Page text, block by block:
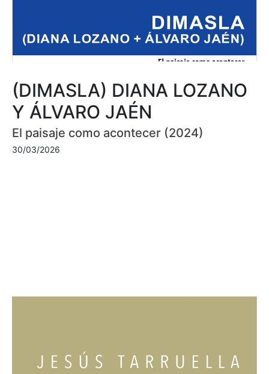
(DIMASLA) DIANA LOZANO
Y ÁLVARO JAÉN
El paisaje como acontecer (2024)
30/03/2026